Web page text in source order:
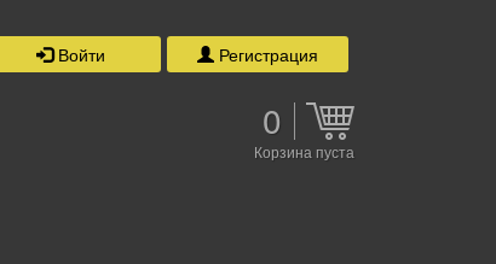
Войти Регистрация
0
Корзина пуста